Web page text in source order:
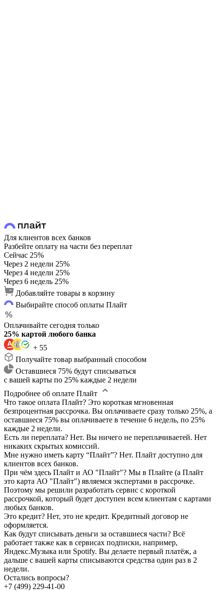
Для клиентов всех банков
Разбейте оплату на части без переплат
Сейчас 25%
Через 2 недели 25%
Через 4 недели 25%
Через 6 недель 25%
Добавляйте товары в корзину
Выбирайте способ оплаты Плайт
Оплачивайте сегодня только
25% картой любого банка
+ 55
Получайте товар выбранный способом
Оставшиеся 75% будут списываться
с вашей карты по 25% каждые 2 недели
Подробнее об оплате Плайт
Что такое оплата Плайт? Это короткая мгновенная
безпроцентная рассрочка. Вы оплачиваете сразу только 25%, а
оставшиеся 75% вы оплачиваете в течение 6 недель, по 25%
каждые 2 недели.
Есть ли переплата? Нет. Вы ничего не переплачиваетей. Нет
никаких скрытых комиссий.
Мне нужно иметь карту “Плайт”? Нет. Плайт доступно для
клиентов всех банков.
При чём здесь Плайт и АО "Плайт"? Мы в Плайте (а Плайт
это карта АО "Плайт") являемся экспертами в рассрочке.
Поэтому мы решили разработать сервис с короткой
рассрочкой, который будет доступен всем клиентам с картами
любых банков.
Это кредит? Нет, это не кредит. Кредитный договор не
оформляется.
Как будут списывать деньги за оставшиеся части? Всё
работает также как в сервисах подписки, например,
Яндекс.Музыка или Spotify. Вы делаете первый платёж, а
дальше с вашей карты списываются средства один раз в 2
недели.
Остались вопросы?
+7 (499) 229-41-00